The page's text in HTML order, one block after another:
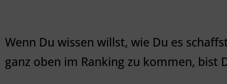
Wenn Du wissen willst, wie Du es
ganz oben im Ranking zu kommen, bist